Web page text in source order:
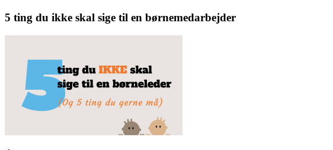
5 ting du ikke skal sige til en børnemedarbejder